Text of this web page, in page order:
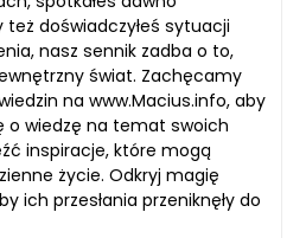
doświadczyłeś sytuacji
nasz sennik zadba o to,
świat. Zachęcamy
na www.Macius.info, aby
o wiedzę na temat swoich
inspiracje, które mogą
życie. Odkryj magię
ich przesłania przeniknęły do